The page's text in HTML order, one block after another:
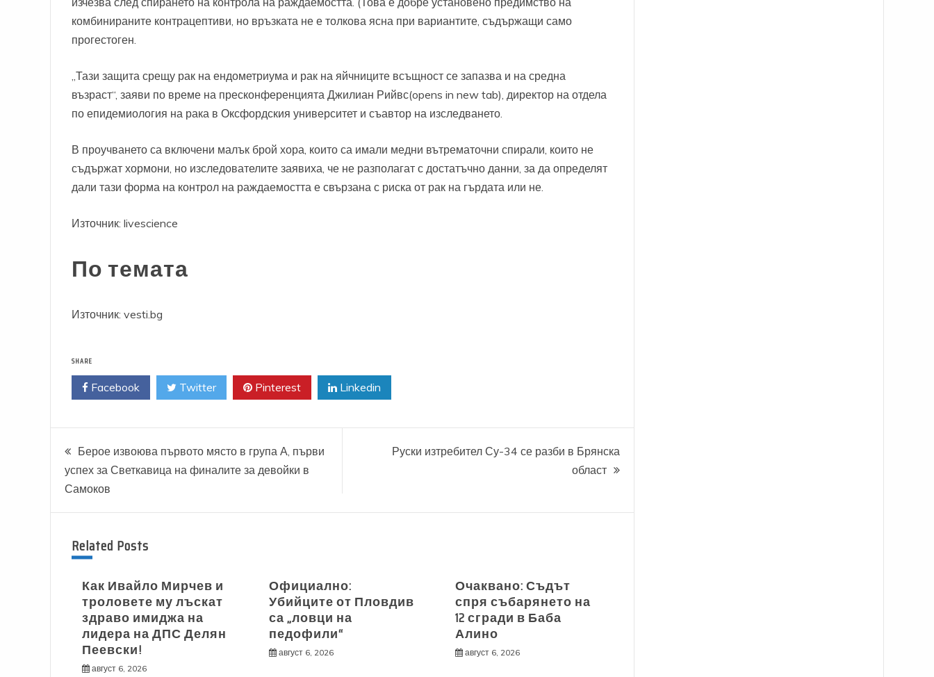
комбинираните контрацептиви, но връзката не е толкова ясна при вариантите, съдържащи само
прогестоген.
„Тази защита срещу рак на ендометриума и рак на яйчниците всъщност се запазва и на средна
възраст“, заяви по време на пресконференцията Джилиан Рийвс(opens in new tab), директор на отдела
по епидемиология на рака в Оксфордския университет и съавтор на изследването.
В проучването са включени малък брой хора, които са имали медни вътрематочни спирали, които не
съдържат хормони, но изследователите заявиха, че не разполагат с достатъчно данни, за да определят
дали тази форма на контрол на раждаемостта е свързана с риска от рак на гърдата или не.
Източник: livescience
По темата
Източник: vesti.bg
SHARE
Facebook Twitter Pinterest Linkedin
Навигация
Берое извоюва първото място в група А, първи
успех за Светкавица на финалите за девойки в
Самоков
Руски изтребител Су-34 се разби в Брянска
област
Related Posts
Как Ивайло Мирчев и
троловете му лъскат
здраво имиджа на
лидера на ДПС Делян
Пеевски!
август 6, 2026
Официално:
Убийците от Пловдив
са „ловци на
педофили“
август 6, 2026
Очаквано: Съдът
спря събарянето на
12 сгради в Баба
Алино
август 6, 2026